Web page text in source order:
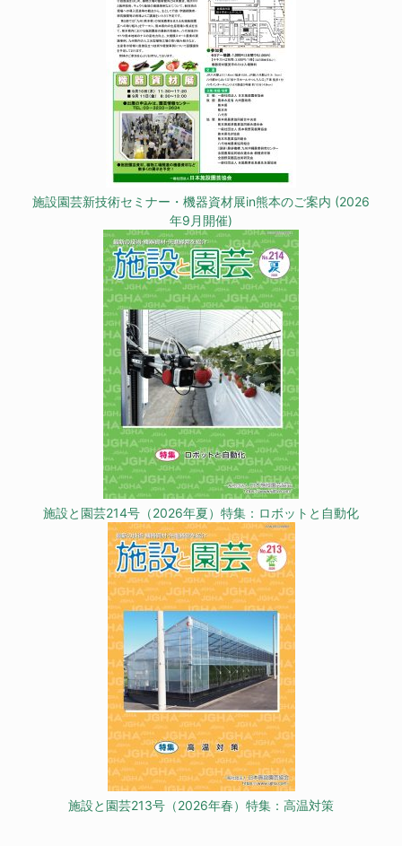
施設園芸新技術セミナー・機器資材展in熊本のご案内 (2026
年9月開催)
施設と園芸214号（2026年夏）特集：ロボットと自動化
施設と園芸213号（2026年春）特集：高温対策